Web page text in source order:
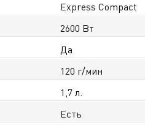
Express Compact
2600 Вт
Да
120 г/мин
1,7 л.
Есть